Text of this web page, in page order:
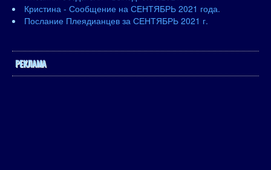
Кристина - Сообщение на СЕНТЯБРЬ 2021 года.
Послание Плеядианцев за СЕНТЯБРЬ 2021 г.
РЕКЛАМА